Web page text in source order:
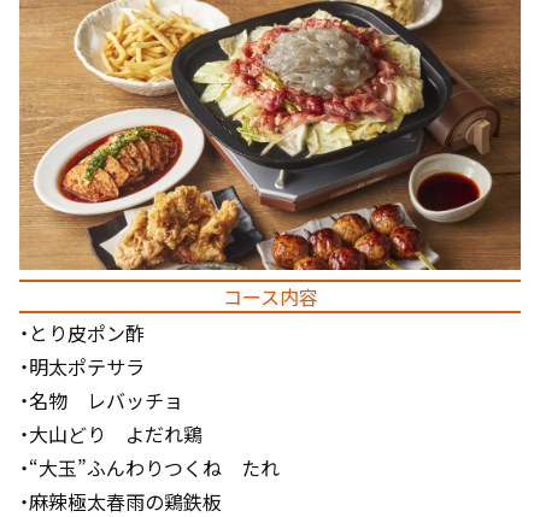
コース内容
・とり皮ポン酢
・明太ポテサラ
・名物 レバッチョ
・大山どり よだれ鶏
・“大玉”ふんわりつくね たれ
・麻辣極太春雨の鶏鉄板